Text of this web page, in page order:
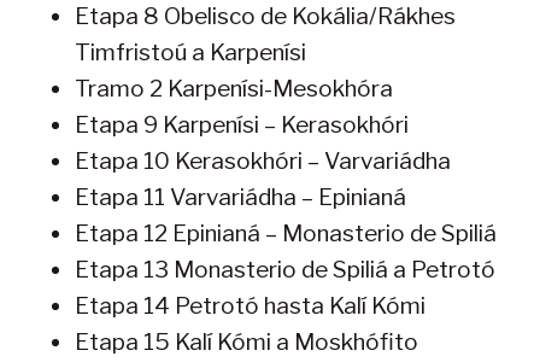
Etapa 8 Obelisco de Kokália/Rákhes
Timfristoú a Karpenísi
Tramo 2 Karpenísi-Mesokhóra
Etapa 9 Karpenísi – Kerasokhóri
Etapa 10 Kerasokhóri – Varvariádha
Etapa 11 Varvariádha – Epinianá
Etapa 12 Epinianá – Monasterio de Spiliá
Etapa 13 Monasterio de Spiliá a Petrotó
Etapa 14 Petrotó hasta Kalí Kómi
Etapa 15 Kalí Kómi a Moskhófito